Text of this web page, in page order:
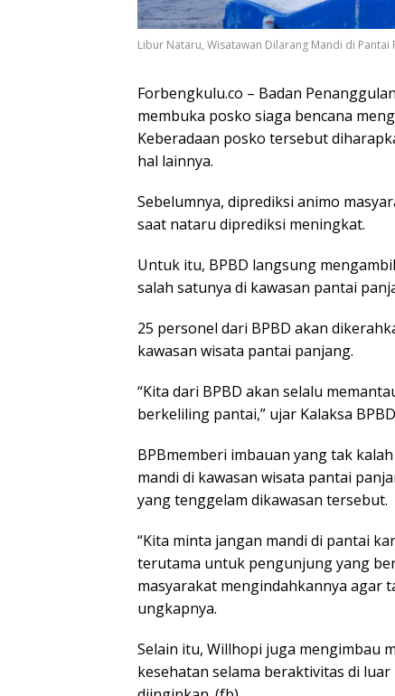
Libur Nataru, Wisatawan Dilarang Mandi di Pantai
Forbengkulu.co – Badan
membuka posko siaga bencana
Keberadaan posko tersebut
hal lainnya.
Sebelumnya, diprediksi animo
saat nataru diprediksi meningkat.
Untuk itu, BPBD langsung
salah satunya di kawasan pantai
25 personel dari BPBD akan
kawasan wisata pantai panjang.
“Kita dari BPBD akan selalu
berkeliling pantai,” ujar Kalaksa
BPBmemberi imbauan yang tak
mandi di kawasan wisata pantai
yang tenggelam dikawasan tersebut.
“Kita minta jangan mandi di pantai
terutama untuk pengunjung yang
masyarakat mengindahkannya agar
ungkapnya.
Selain itu, Willhopi juga mengimbau
kesehatan selama beraktivitas di